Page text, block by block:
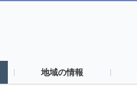
地域の情報